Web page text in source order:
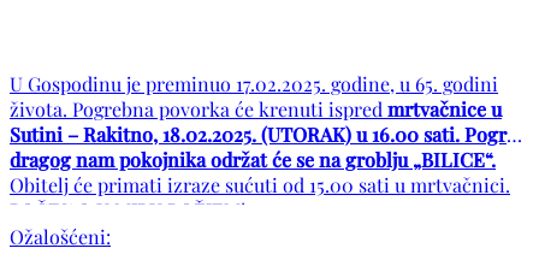
U Gospodinu je preminuo 17.02.2025. godine, u 65. godini
života. Pogrebna povorka će krenuti ispred mrtvačnice u
Sutini – Rakitno, 18.02.2025. (UTORAK) u 16.00 sati. Pogreb
dragog nam pokojnika održat će se na groblju „BILICE“.
Obitelj će primati izraze sućuti od 15.00 sati u mrtvačnici.
POČIVAO U MIRU BOŽJEM!
Ožalošćeni: